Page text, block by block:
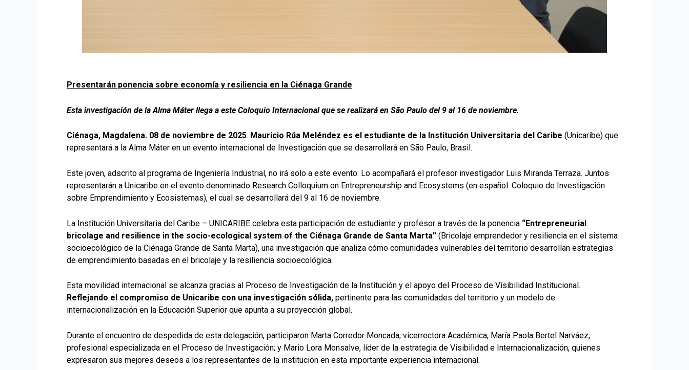
Presentarán ponencia sobre economía y resiliencia en la Ciénaga Grande
Esta investigación de la Alma Máter llega a este Coloquio Internacional que se realizará en São Paulo del 9 al 16 de noviembre.
Ciénaga, Magdalena. 08 de noviembre de 2025. Mauricio Rúa Meléndez es el estudiante de la Institución Universitaria del Caribe (Unicaribe) que
representará a la Alma Máter en un evento internacional de Investigación que se desarrollará en São Paulo, Brasil.
Este joven, adscrito al programa de Ingeniería Industrial, no irá solo a este evento. Lo acompañará el profesor investigador Luis Miranda Terraza. Juntos
representarán a Unicaribe en el evento denominado Research Colloquium on Entrepreneurship and Ecosystems (en español: Coloquio de Investigación
sobre Emprendimiento y Ecosistemas), el cual se desarrollará del 9 al 16 de noviembre.
La Institución Universitaria del Caribe – UNICARIBE celebra esta participación de estudiante y profesor a través de la ponencia “Entrepreneurial
bricolage and resilience in the socio-ecological system of the Ciénaga Grande de Santa Marta” (Bricolaje emprendedor y resiliencia en el sistema
socioecológico de la Ciénaga Grande de Santa Marta), una investigación que analiza cómo comunidades vulnerables del territorio desarrollan estrategias
de emprendimiento basadas en el bricolaje y la resiliencia socioecológica.
Esta movilidad internacional se alcanza gracias al Proceso de Investigación de la Institución y el apoyo del Proceso de Visibilidad Institucional.
Reflejando el compromiso de Unicaribe con una investigación sólida, pertinente para las comunidades del territorio y un modelo de
internacionalización en la Educación Superior que apunta a su proyección global.
Durante el encuentro de despedida de esta delegación, participaron Marta Corredor Moncada, vicerrectora Académica; María Paola Bertel Narváez,
profesional especializada en el Proceso de Investigación; y Mario Lora Monsalve, líder de la estrategia de Visibilidad e Internacionalización, quienes
expresaron sus mejores deseos a los representantes de la institución en esta importante experiencia internacional.